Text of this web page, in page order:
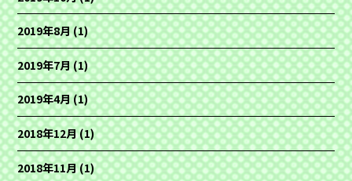
2019年8月(1)
2019年7月(1)
2019年4月(1)
2018年12月(1)
2018年11月(1)